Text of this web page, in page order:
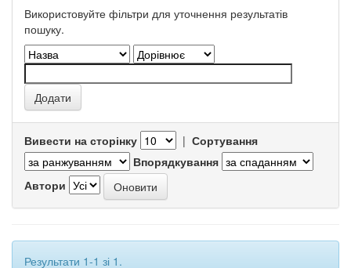
Використовуйте фільтри для уточнення результатів
пошуку.
Вивести на сторінку | Сортування
Впорядкування
Автори
Результати 1-1 зі 1.